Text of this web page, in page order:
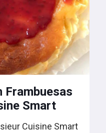
Frambuesas
Smart
Cuisine Smart